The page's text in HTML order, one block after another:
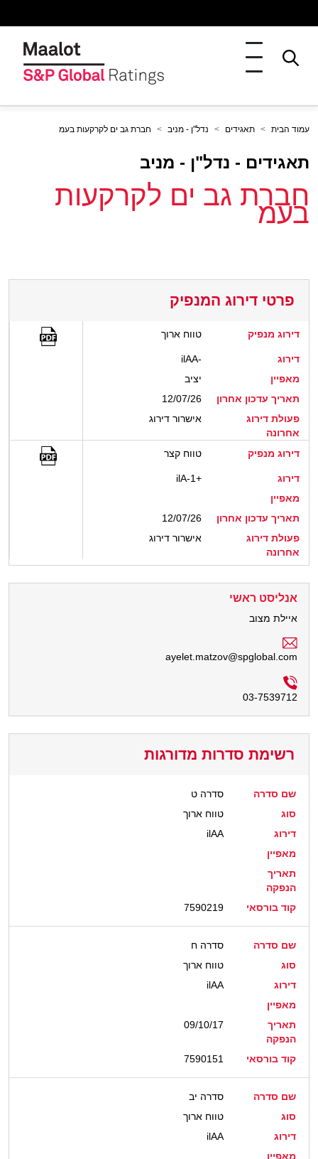
עמוד הבית תאגידים נדל"ן - מניב חברת גב ים לקרקעות בעמ
תאגידים - נדל"ן - מניב
חברת גב ים לקרקעות
בעמ
פרטי דירוג המנפיק
דירוג מנפיק טווח ארוך
דירוג
ilAA-
מאפיין
יציב
תאריך עדכון אחרון
12/07/26
פעולת דירוג
אחרונה
אישרור דירוג
דירוג מנפיק טווח קצר
דירוג
ilA-1+
מאפיין
תאריך עדכון אחרון
12/07/26
פעולת דירוג
אחרונה
אישרור דירוג
אנליסט ראשי
איילת מצוב
ayelet.matzov@spglobal.com
03-7539712
רשימת סדרות מדורגות
שם סדרה
סדרה ט
סוג
טווח ארוך
דירוג
ilAA
מאפיין
תאריך
הנפקה
קוד בורסאי
7590219
שם סדרה
סדרה ח
סוג
טווח ארוך
דירוג
ilAA
מאפיין
תאריך
הנפקה
09/10/17
קוד בורסאי 7590151
שם סדרה
סדרה יב
סוג
טווח ארוך
דירוג
ilAA
מאפיין